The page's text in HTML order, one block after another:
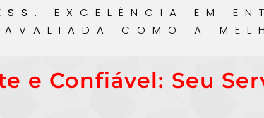
: EXCELÊNCIA EM
COMO A
e Confiável: Seu